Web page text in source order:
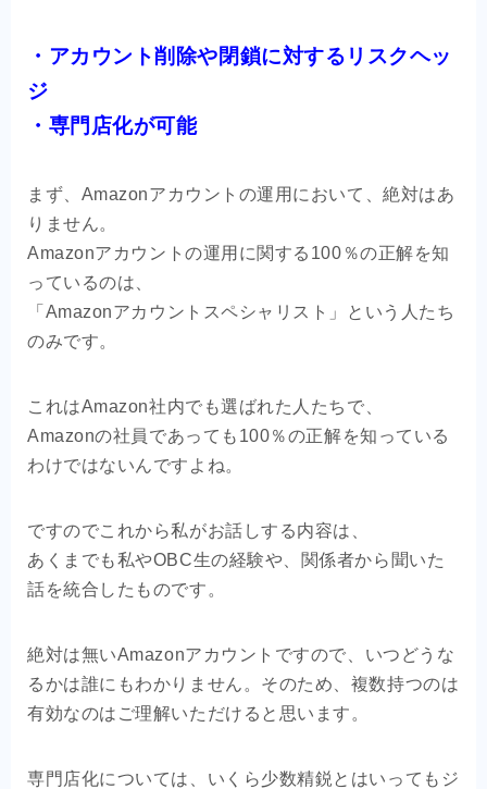
・アカウント削除や閉鎖に対するリスクヘッ
ジ
・専門店化が可能
まず、Amazonアカウントの運用において、絶対はあ
りません。
Amazonアカウントの運用に関する100％の正解を知
っているのは、
「Amazonアカウントスペシャリスト」という人たち
のみです。
これはAmazon社内でも選ばれた人たちで、
Amazonの社員であっても100％の正解を知っている
わけではないんですよね。
ですのでこれから私がお話しする内容は、
あくまでも私やOBC生の経験や、関係者から聞いた
話を統合したものです。
絶対は無いAmazonアカウントですので、いつどうな
るかは誰にもわかりません。そのため、複数持つのは
有効なのはご理解いただけると思います。
専門店化については、いくら少数精鋭とはいってもジ